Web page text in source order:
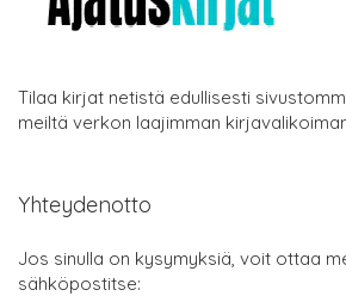
Tilaa kirjat netistä edullisesti
meiltä verkon laajimman
Yhteydenotto
Jos sinulla on kysymyksiä, voit ottaa
sähköpostitse: